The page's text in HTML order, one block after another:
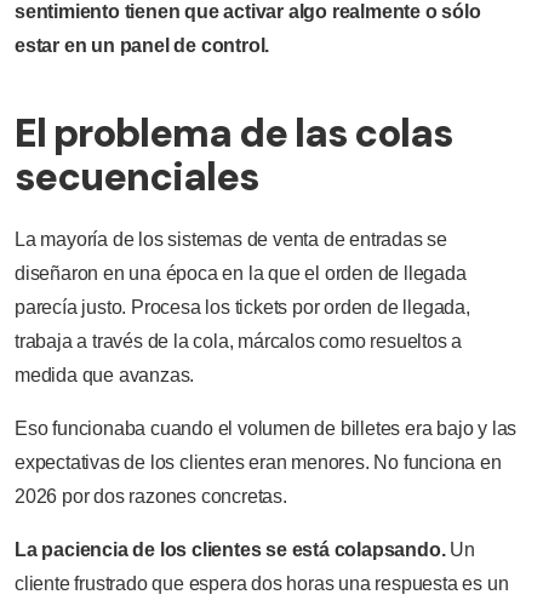
sentimiento tienen que activar algo realmente o sólo
estar en un panel de control.
El problema de las colas
secuenciales
La mayoría de los sistemas de venta de entradas se
diseñaron en una época en la que el orden de llegada
parecía justo. Procesa los tickets por orden de llegada,
trabaja a través de la cola, márcalos como resueltos a
medida que avanzas.
Eso funcionaba cuando el volumen de billetes era bajo y las
expectativas de los clientes eran menores. No funciona en
2026 por dos razones concretas.
La paciencia de los clientes se está colapsando.Un
cliente frustrado que espera dos horas una respuesta es un